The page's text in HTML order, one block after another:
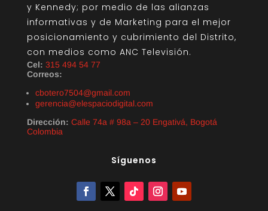
y Kennedy; por medio de las alianzas
informativas y de Marketing para el mejor
posicionamiento y cubrimiento del Distrito,
con medios como ANC Televisión.
Cel: 315 494 54 77
Correos:
cbotero7504@gmail.com
gerencia@elespaciodigital.com
Dirección: Calle 74a # 98a – 20 Engativá, Bogotá
Colombia
Síguenos